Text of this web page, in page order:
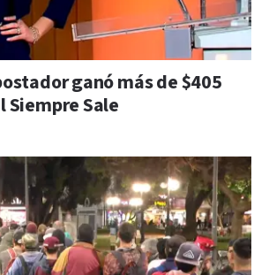
ganó más de $405
Siempre Sale